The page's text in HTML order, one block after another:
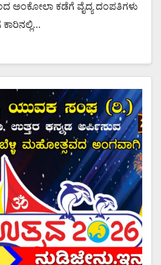
ಅಂಕೋಲಾ ಕಡೆಗೆ ವೈದ್ಯ ದಂಪತಿಗಳು